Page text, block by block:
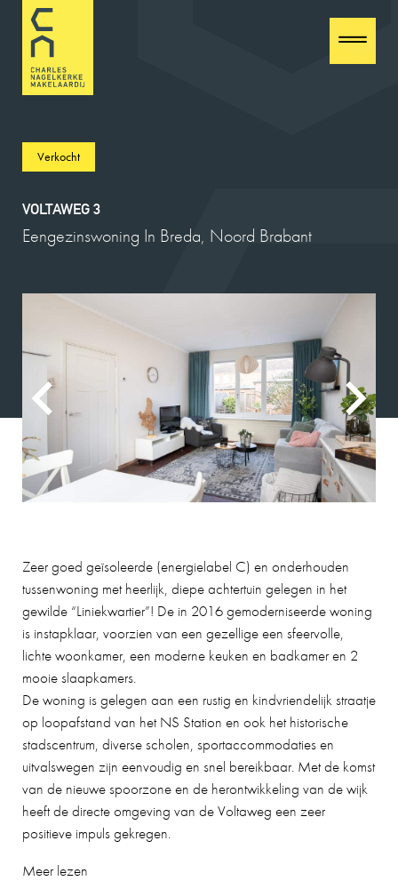
VOLTAWEG 3
Eengezinswoning In Breda, Noord Brabant
Verkocht
Zeer goed geïsoleerde (energielabel C) en onderhouden
tussenwoning met heerlijk, diepe achtertuin gelegen in het
gewilde “Liniekwartier”! De in 2016 gemoderniseerde woning
is instapklaar, voorzien van een gezellige een sfeervolle,
lichte woonkamer, een moderne keuken en badkamer en 2
mooie slaapkamers.
De woning is gelegen aan een rustig en kindvriendelijk straatje
op loopafstand van het NS Station en ook het historische
stadscentrum, diverse scholen, sportaccommodaties en
uitvalswegen zijn eenvoudig en snel bereikbaar. Met de komst
van de nieuwe spoorzone en de herontwikkeling van de wijk
heeft de directe omgeving van de Voltaweg een zeer
positieve impuls gekregen.
Meer lezen